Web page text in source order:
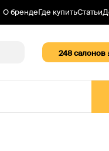
О брендеГде купитьСтатьи
248салонов